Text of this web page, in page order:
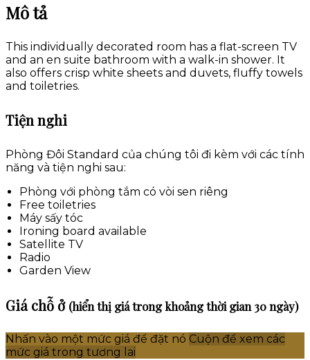
Mô tả
This individually decorated room has a flat-screen TV
and an en suite bathroom with a walk-in shower. It
also offers crisp white sheets and duvets, fluffy towels
and toiletries.
Tiện nghi
Phòng Đôi Standard của chúng tôi đi kèm với các tính
năng và tiện nghi sau:
Phòng với phòng tắm có vòi sen riêng
Free toiletries
Máy sấy tóc
Ironing board available
Satellite TV
Radio
Garden View
Giá chỗ ở (hiển thị giá trong khoảng thời gian 30 ngày)
Nhấn vào một mức giá để đặt nó Cuộn để xem các
mức giá trong tương lai